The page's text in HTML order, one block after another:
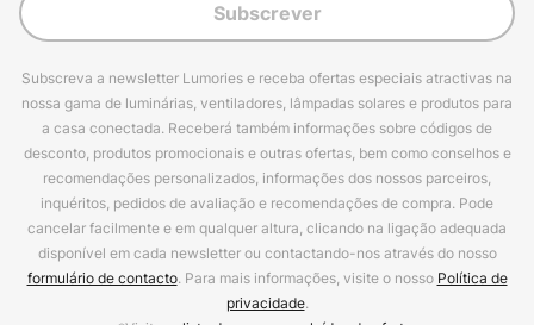
Subscrever
Subscreva a newsletter Lumories e receba ofertas especiais atractivas na
nossa gama de luminárias, ventiladores, lâmpadas solares e produtos para
a casa conectada. Receberá também informações sobre códigos de
desconto, produtos promocionais e outras ofertas, bem como conselhos e
recomendações personalizados, informações dos nossos parceiros,
inquéritos, pedidos de avaliação e recomendações de compra. Pode
cancelar facilmente e em qualquer altura, clicando na ligação adequada
disponível em cada newsletter ou contactando-nos através do nosso
formulário de contacto. Para mais informações, visite o nosso Política de
privacidade.